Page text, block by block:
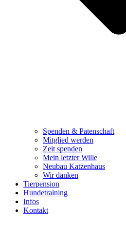
Spenden & Patenschaft
Mitglied werden
Zeit spenden
Mein letzter Wille
Neubau Katzenhaus
Wir danken
Tierpension
Hundetraining
Infos
Kontakt